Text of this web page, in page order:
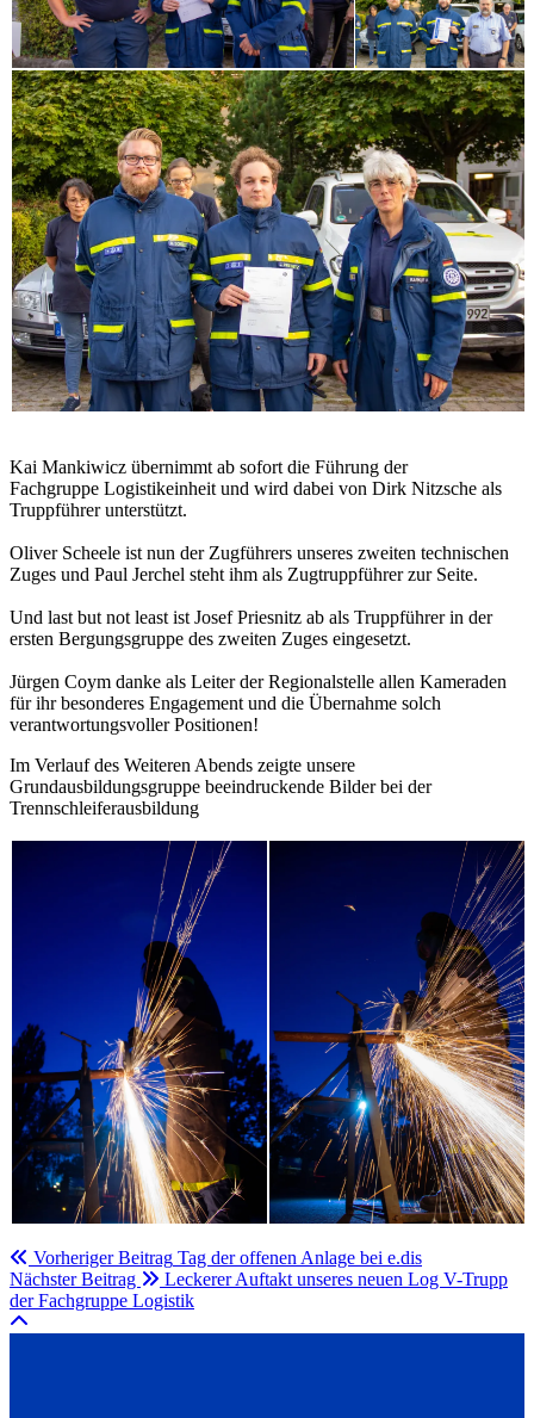
Kai Mankiwicz übernimmt ab sofort die Führung der
Fachgruppe Logistikeinheit und wird dabei von Dirk Nitzsche als
Truppführer unterstützt.
Oliver Scheele ist nun der Zugführers unseres zweiten technischen
Zuges und Paul Jerchel steht ihm als Zugtruppführer zur Seite.
Und last but not least ist Josef Priesnitz ab als Truppführer in der
ersten Bergungsgruppe des zweiten Zuges eingesetzt.
Jürgen Coym danke als Leiter der Regionalstelle allen Kameraden
für ihr besonderes Engagement und die Übernahme solch
verantwortungsvoller Positionen!
Im Verlauf des Weiteren Abends zeigte unsere
Grundausbildungsgruppe beeindruckende Bilder bei der
Trennschleiferausbildung
Vorheriger Beitrag Tag der offenen Anlage bei e.dis
Nächster Beitrag
Leckerer Auftakt unseres neuen Log V-Trupp
der Fachgruppe Logistik